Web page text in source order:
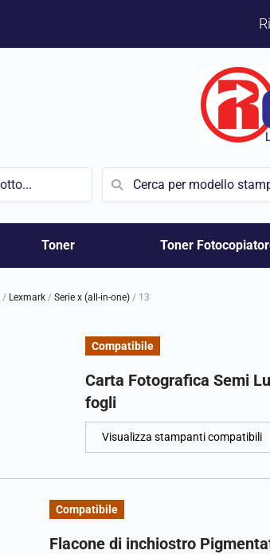
Toner Toner
/ lexmark / serie x (all-in-one) / 13
Compatibile
Carta Fotografica Semi
fogli
Visualizza stampanti compatibili
Compatibile
Flacone di inchiostro